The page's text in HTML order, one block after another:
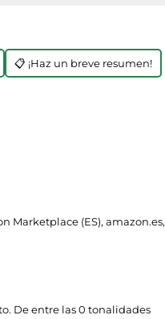
📋 ¡Haz un breve resumen!
Marketplace (ES), amazon.es,
De entre las 0 tonalidades